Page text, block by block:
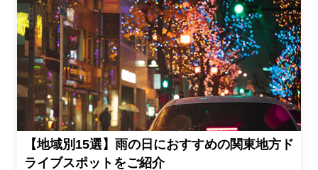
【地域別15選】雨の日におすすめの関東地方ド
ライブスポットをご紹介